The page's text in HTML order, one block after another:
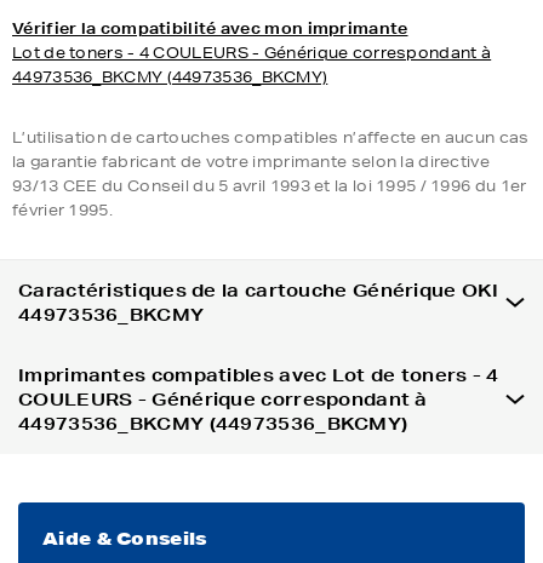
Vérifier la compatibilité avec mon imprimante
Lot de toners - 4 COULEURS - Générique correspondant à
44973536_BKCMY (44973536_BKCMY)
L’utilisation de cartouches compatibles n’affecte en aucun cas
la garantie fabricant de votre imprimante selon la directive
93/13 CEE du Conseil du 5 avril 1993 et la loi 1995 / 1996 du 1er
février 1995.
Caractéristiques de la cartouche Générique OKI
44973536_BKCMY
Imprimantes compatibles avec Lot de toners - 4
COULEURS - Générique correspondant à
44973536_BKCMY (44973536_BKCMY)
Aide & Conseils